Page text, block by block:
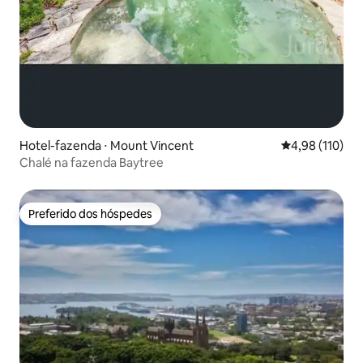
Hotel-fazenda ⋅ Mount Vincent 4,98 de uma
4,98 (110)
Chalé na fazenda Baytree
Preferido dos hóspedes
Preferido dos hóspedes